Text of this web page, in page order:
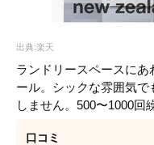
出典:楽天
ランドリースペースに
ール。シックな雰囲気
しません。500〜1000回
口コミ